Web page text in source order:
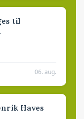
til
06. aug.
Haves